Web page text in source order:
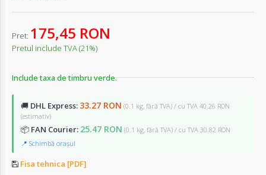
Pret: 175,45 RON
Pretul include TVA (21%)
Include taxa de timbru verde.
🚚 DHL Express: 33.27 RON (0.1 kg, fără TVA) / cu TVA 40.26 RON
(estimativ)
📦 FAN Courier: 25.47 RON (0.1 kg, fără TVA) / cu TVA 30.82 RON
📍 Schimbă orașul
Fisa tehnica [PDF]